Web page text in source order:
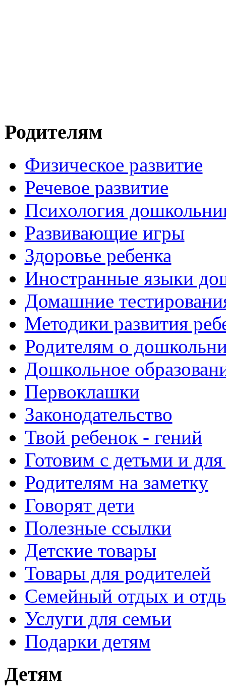
Родителям
Физическое развитие
Речевое развитие
Психология
Развивающие игры
Здоровье ребенка
Иностранные языки
Домашние
Методики развития
Родителям о
Дошкольное
Первоклашки
Законодательство
Твой ребенок - гений
Готовим с детьми и для
Родителям на заметку
Говорят дети
Полезные ссылки
Детские товары
Товары для родителей
Семейный отдых и
Услуги для семьи
Подарки детям
Детям